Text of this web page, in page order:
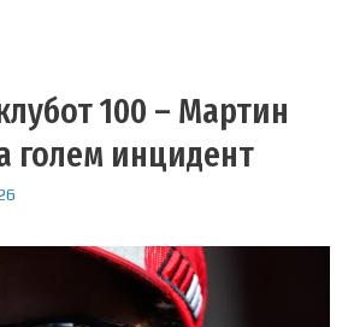
100 – Мартин
голем инцидент